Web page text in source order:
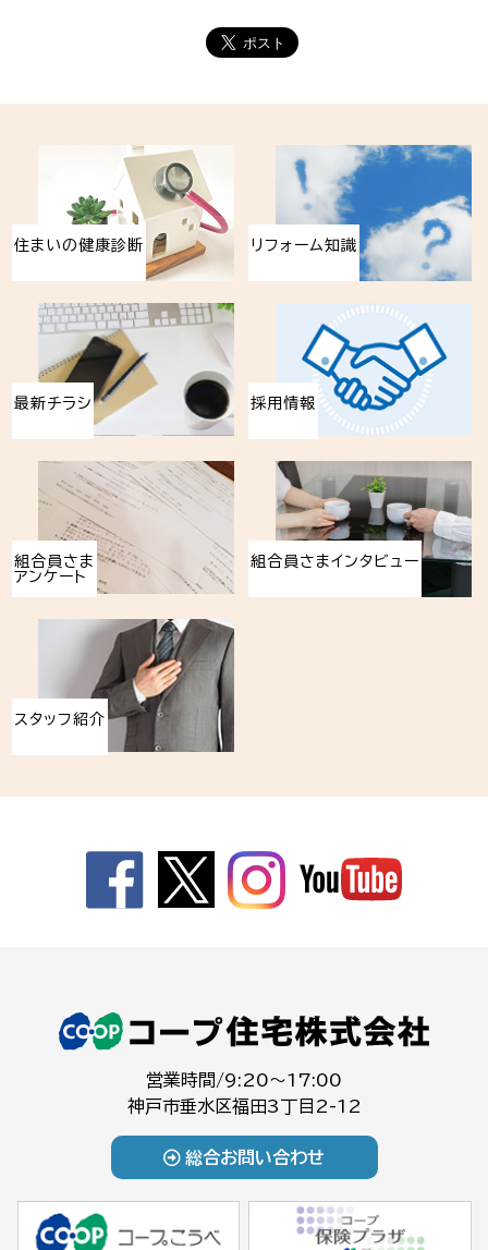
住まいの健康診断 リフォーム知識
最新チラシ 採用情報
組合員さま
アンケート
組合員さまインタビュー
スタッフ紹介
営業時間/9:20～17:00
神戸市垂水区福田3丁目2-12
総合お問い合わせ